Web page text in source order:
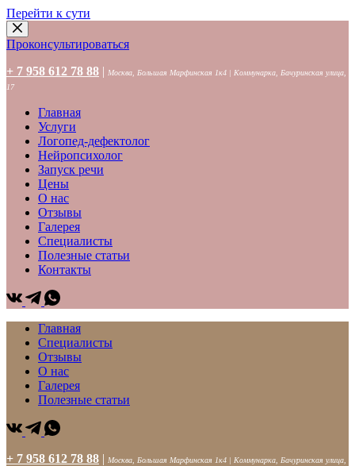
Перейти к сути
Проконсультироваться
+ 7 958 612 78 88 | Москва, Большая Марфинская 1к4 | Коммунарка, Бачуринская улица,
17
Главная
Услуги
Логопед-дефектолог
Нейропсихолог
Запуск речи
Цены
О нас
Отзывы
Галерея
Специалисты
Полезные статьи
Контакты
Главная
Специалисты
Отзывы
О нас
Галерея
Полезные статьи
+ 7 958 612 78 88 | Москва, Большая Марфинская 1к4 | Коммунарка, Бачуринская улица,